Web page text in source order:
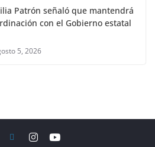
Patrón señaló que mantendrá
con el Gobierno estatal
5, 2026